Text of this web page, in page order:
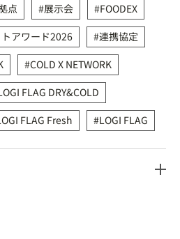
点 展示会
FOODEX
アワード2026
連携協定
COLD X NETWORK
FLAG DRY&COLD
FLAG Fresh LOGI FLAG